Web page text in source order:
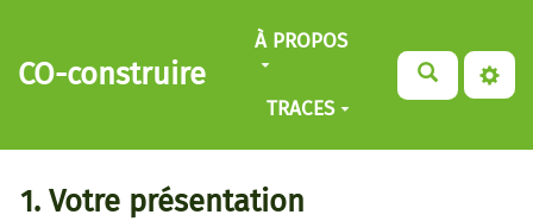
Aller au contenu principal
CO-construire
À PROPOS
TRACES
1. Votre présentation